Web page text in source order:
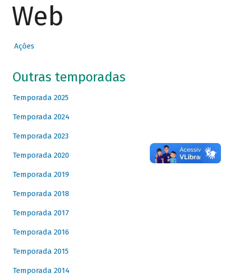
Web
Ações
Outras temporadas
Temporada 2025
Temporada 2024
Temporada 2023
Temporada 2020
Temporada 2019
Temporada 2018
Temporada 2017
Temporada 2016
Temporada 2015
Temporada 2014